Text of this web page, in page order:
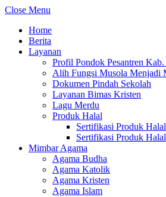
Close Menu
Home
Berita
Layanan
Profil Pondok Pesantren
Alih Fungsi Musola Menjadi
Dokumen Pindah Sekolah
Layanan Bimas Kristen
Lagu Merdu
Produk Halal
Sertifikasi Produk
Sertifikasi Produk
Mimbar Agama
Agama Budha
Agama Katolik
Agama Kristen
Agama Islam